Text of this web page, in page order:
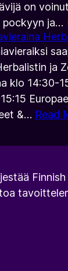
on
pockyyn ja…
ja
klo 14:30-
&… Read